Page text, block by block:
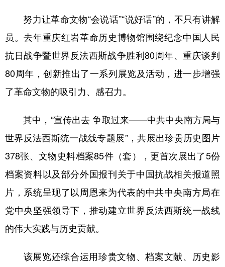
努力让革命文物“会说话”“说好话”的，不只有讲解
员。去年重庆红岩革命历史博物馆围绕纪念中国人民
抗日战争暨世界反法西斯战争胜利80周年、重庆谈判
80周年，创新推出了一系列展览及活动，进一步增强
了革命文物的吸引力、感召力。
其中，“宣传出去 争取过来——中共中央南方局与
世界反法西斯统一战线专题展”，共展出珍贵历史图片
378张、文物史料档案85件（套），更首次展出了5份
档案资料以及部分外国报刊关于中国抗战相关报道照
片，系统呈现了以周恩来为代表的中共中央南方局在
党中央坚强领导下，推动建立世界反法西斯统一战线
的伟大实践与历史贡献。
该展览还综合运用珍贵文物、档案文献、历史影